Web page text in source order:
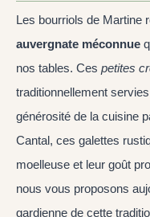
Les bourriols de Martine
auvergnate méconnue
nos tables. Ces petites
traditionnellement
générosité de la cuisine
Cantal, ces galettes
moelleuse et leur goût
nous vous proposons
gardienne de cette